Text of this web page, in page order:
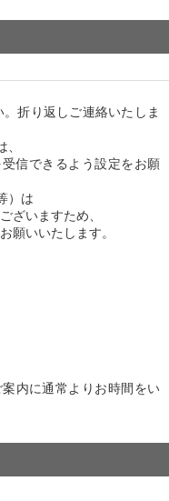
折り返しご連絡いたしま
信できるよう設定をお願
）は
ざいますため、
願いいたします。
内に通常よりお時間をい